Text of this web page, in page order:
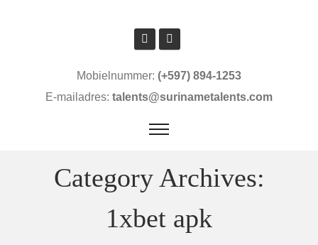
Mobielnummer: (+597) 894-1253
E-mailadres: talents@surinametalents.com
Category Archives:
1xbet apk